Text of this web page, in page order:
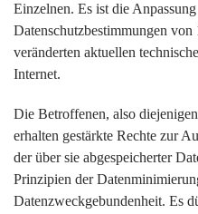
Einzelnen. Es ist die
Datenschutzbestimmungen
veränderten aktuellen
Internet.
Die Betroffenen, also
erhalten gestärkte Rechte zur
der über sie abgespeicherter
Prinzipien der
Datenzweckgebundenheit. Es